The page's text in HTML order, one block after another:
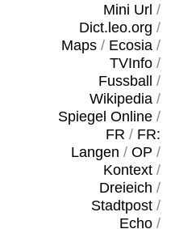
Mini Url /
Dict.leo.org /
Maps/ Ecosia/
TVInfo/
Fussball
/
Wikipedia/
Spiegel Online/
FR / FR:
Langen / OP /
Kontext/
Dreieich /
Stadtpost/
Echo/